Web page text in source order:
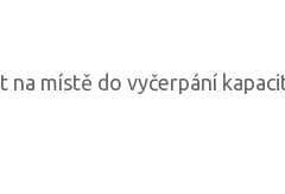
místě do vyčerpání